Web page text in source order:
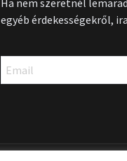
Ha nem szeretnél
egyéb érdekességekről,